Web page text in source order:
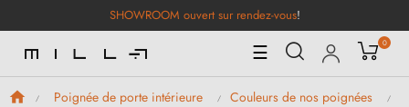
SHOWROOM ouvert sur rendez-vous!
Basculer
la
navigation
☰ 0
Poignée de porte intérieure Couleurs de nos poignées